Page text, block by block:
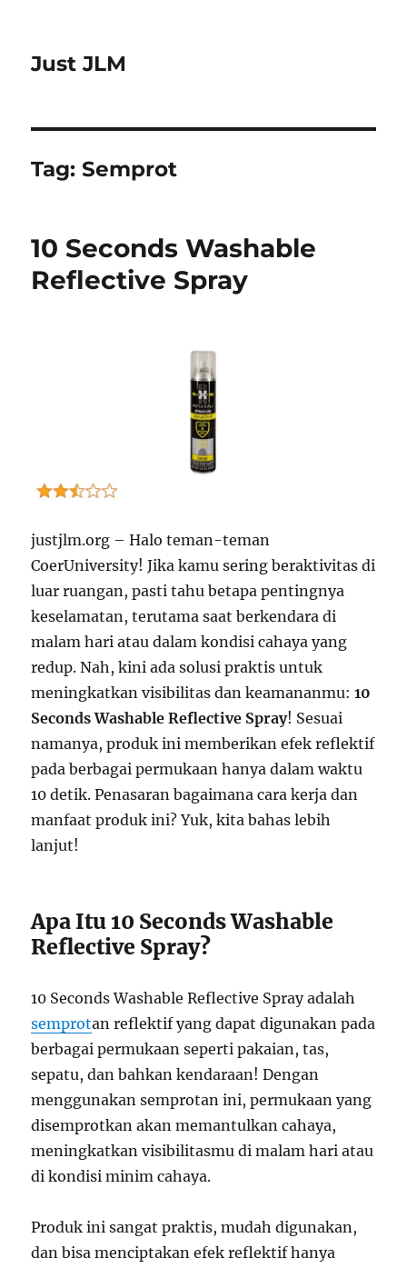
Just JLM
Tag:Semprot
10 Seconds Washable
Reflective Spray
justjlm.org – Halo teman-teman
CoerUniversity! Jika kamu sering beraktivitas di
luar ruangan, pasti tahu betapa pentingnya
keselamatan, terutama saat berkendara di
malam hari atau dalam kondisi cahaya yang
redup. Nah, kini ada solusi praktis untuk
meningkatkan visibilitas dan keamananmu:10
Seconds Washable Reflective Spray! Sesuai
namanya, produk ini memberikan efek reflektif
pada berbagai permukaan hanya dalam waktu
10 detik. Penasaran bagaimana cara kerja dan
manfaat produk ini? Yuk, kita bahas lebih
lanjut!
Apa Itu 10 Seconds Washable
Reflective Spray?
10 Seconds Washable Reflective Spray adalah
semprotan reflektif yang dapat digunakan pada
berbagai permukaan seperti pakaian, tas,
sepatu, dan bahkan kendaraan! Dengan
menggunakan semprotan ini, permukaan yang
disemprotkan akan memantulkan cahaya,
meningkatkan visibilitasmu di malam hari atau
di kondisi minim cahaya.
Produk ini sangat praktis, mudah digunakan,
dan bisa menciptakan efek reflektif hanya